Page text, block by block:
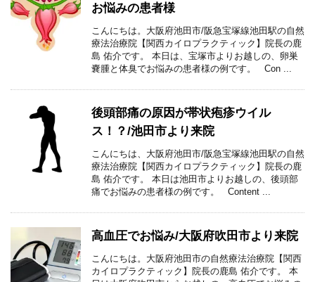
お悩みの患者様
こんにちは。大阪府池田市/阪急宝塚線池田駅の自然
療法治療院【関西カイロプラクティック】院長の鹿
島 佑介です。 本日は、宝塚市よりお越しの、卵巣
嚢腫と体臭でお悩みの患者様の例です。 Con ...
後頭部痛の原因が帯状疱疹ウイル
ス！？/池田市より来院
こんにちは、大阪府池田市/阪急宝塚線池田駅の自然
療法治療院【関西カイロプラクティック】院長の鹿
島 佑介です。 本日は池田市よりお越しの、後頭部
痛でお悩みの患者様の例です。 Content ...
高血圧でお悩み/大阪府吹田市より来院
こんにちは。大阪府池田市の自然療法治療院【関西
カイロプラクティック】院長の鹿島 佑介です。 本